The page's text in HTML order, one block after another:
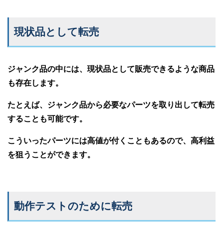
現状品として転売
ジャンク品の中には、現状品として販売できるような商品
も存在します。
たとえば、ジャンク品から必要なパーツを取り出して転売
することも可能です。
こういったパーツには高値が付くこともあるので、高利益
を狙うことができます。
動作テストのために転売